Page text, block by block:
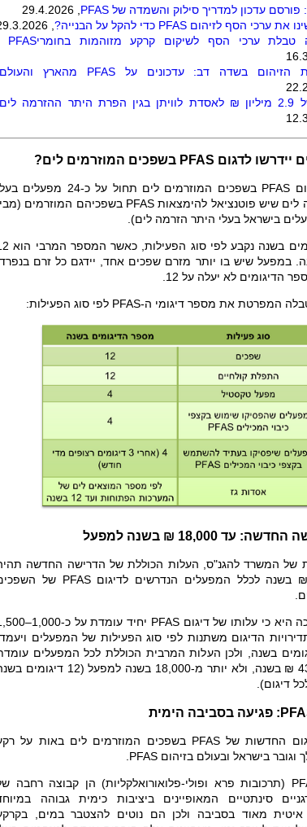
פורסם עדכון למדריך סילוק והשמדה של PFAS
את ערכי הסף לזיהום PFAS כדי להקל על הבנייה?
טבלת ערכי הסף לשיקום קרקע מזוהמות בחומריPFAS
הזיהום בשדה דב: עדכונים על PFAS מהארץ והעולם
לים
יידרשו לדגום PFAS בשפכים המוזרמים לים?
PFAS
בשפכים המוזרמים לים תחול על כ-24 מפעלים
לים שיש פוטנציאל להימצאות PFAS בשפכיהם המוזרמים
מספר הדיגומים בשנה נקבע לפי סוג
במפעל שיש בו יותר מזרם שפכים אחד, יידגם כל זרם
הדיגומים לא יעלה על 12.
המפרטת את מספר דיגומי ה-PFAS לפי סוג הפעילות:
עד 18,000 ₪ בשנה למפעל
של המשרד להגנ"ס, העלות הכוללת של הדרישה החדשה
PFAS של
היא כי עלותו של דיגוםPFAS
יחיד עומדת על כ-
הדיגום משתנות לפי סוג הפעילות של המפעלים
דיגומים בשנה, ולכן העלות המרבית הכוללת לכל המפעלים
: פגיעה בסביבה הימית
החדשות שלPFAS בשפכים המוזרמים לים באות על
וגובר בישראל ובעולם בזיהום PFAS
(תרכובות פרא ופולי-פלואורואלקליות) הן קבוצה רחבה
סינתטיים המאופיינים ביציבות כימית גבוהה
איטית מאוד בסביבה ולכן הם נוטים להצטבר במים,